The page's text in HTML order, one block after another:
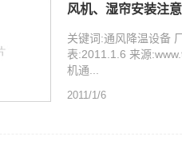
风机、湿帘安装注
关键词:通风降温设备
表:2011.1.6 来源
机通...
2011/1/6